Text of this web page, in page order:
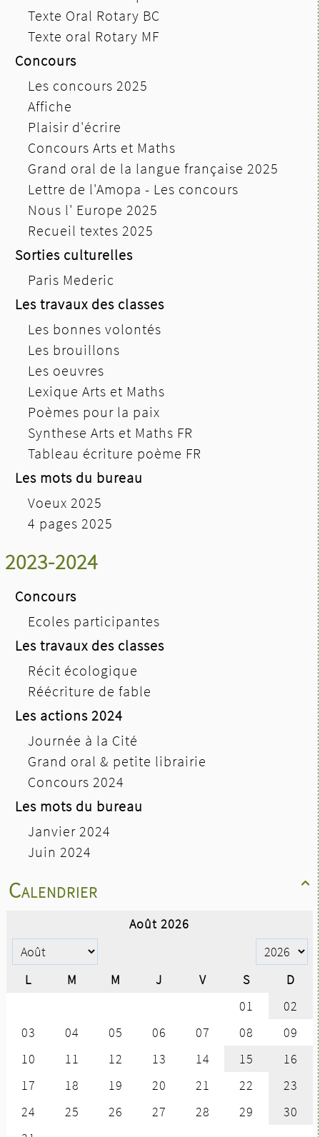
Texte Oral Rotary BC
Texte oral Rotary MF
Concours
Les concours 2025
Affiche
Plaisir d'écrire
Concours Arts et Maths
Grand oral de la langue française 2025
Lettre de l'Amopa - Les concours
Nous l' Europe 2025
Recueil textes 2025
Sorties culturelles
Paris Mederic
Les travaux des classes
Les bonnes volontés
Les brouillons
Les oeuvres
Lexique Arts et Maths
Poèmes pour la paix
Synthese Arts et Maths FR
Tableau écriture poème FR
Les mots du bureau
Voeux 2025
4 pages 2025
2023-2024
Concours
Ecoles participantes
Les travaux des classes
Récit écologique
Réécriture de fable
Les actions 2024
Journée à la Cité
Grand oral & petite librairie
Concours 2024
Les mots du bureau
Janvier 2024
Juin 2024

Calendrier